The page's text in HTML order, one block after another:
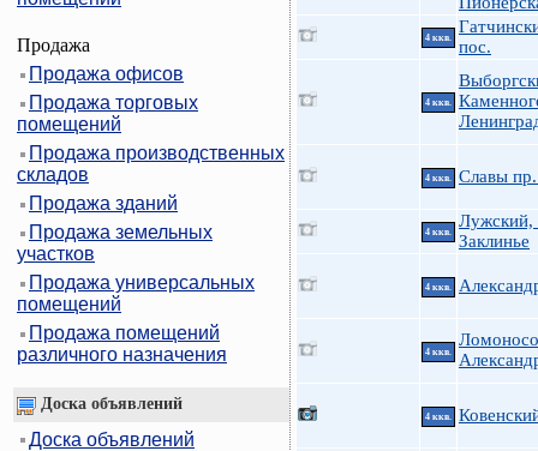
Продажа
Продажа офисов
Продажа торговых
помещений
Продажа производственных
складов
Продажа зданий
Продажа земельных
участков
Продажа универсальных
помещений
Продажа помещений
различного назначения
Доска объявлений
Доска объявлений
4 ккв.
пос.
4 ккв.
4 ккв. Славы
4 ккв.
Лужский,
Заклинье
4 ккв.
4 ккв.
4 ккв.